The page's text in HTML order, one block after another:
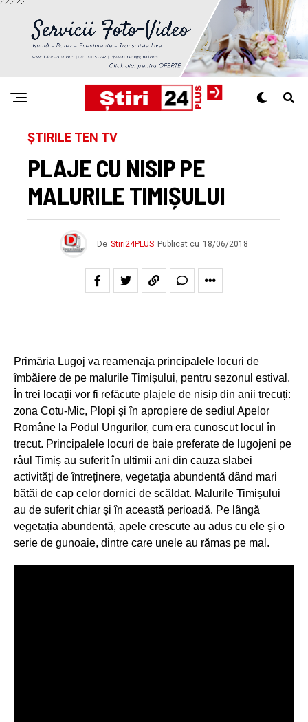
ȘTIRILE TEN TV
PLAJE CU NISIP PE
MALURILE TIMIȘULUI
De Stiri24PLUS Publicat cu 18/06/2018
Primăria Lugoj va reamenaja principalele locuri de
îmbăiere de pe malurile Timișului, pentru sezonul estival.
În trei locații vor fi refăcute plajele de nisip din anii trecuți:
zona Cotu-Mic, Plopi și în apropiere de sediul Apelor
Române la Podul Ungurilor, cum era cunoscut locul în
trecut. Principalele locuri de baie preferate de lugojeni pe
râul Timiș au suferit în ultimii ani din cauza slabei
activități de întreținere, vegetația abundentă dând mari
bătăi de cap celor dornici de scăldat. Malurile Timișului
au de suferit chiar și în această perioadă. Pe lângă
vegetația abundentă, apele crescute au adus cu ele și o
serie de gunoaie, dintre care unele au rămas pe mal.